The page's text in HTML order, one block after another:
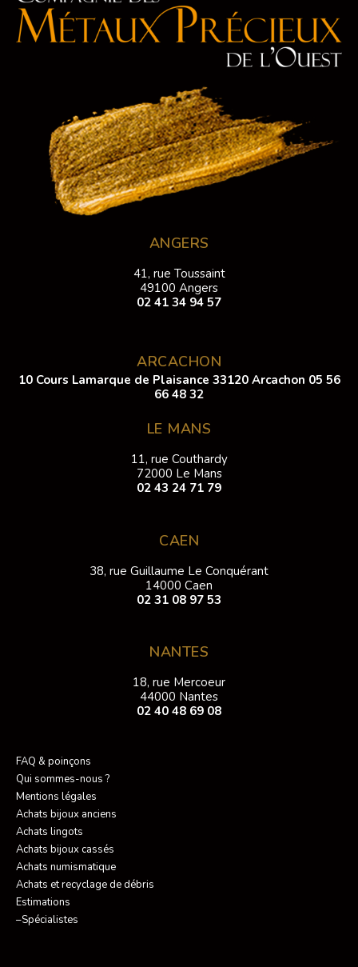
ANGERS
41, rue Toussaint
49100 Angers
02 41 34 94 57
ARCACHON
10 Cours Lamarque de Plaisance 33120 Arcachon 05 56
66 48 32
LE MANS
11, rue Couthardy
72000 Le Mans
02 43 24 71 79
CAEN
38, rue Guillaume Le Conquérant
14000 Caen
02 31 08 97 53
NANTES
18, rue Mercoeur
44000 Nantes
02 40 48 69 08
FAQ & poinçons
Qui sommes-nous ?
Mentions légales
Achats bijoux anciens
Achats lingots
Achats bijoux cassés
Achats numismatique
Achats et recyclage de débris
Estimations
–Spécialistes